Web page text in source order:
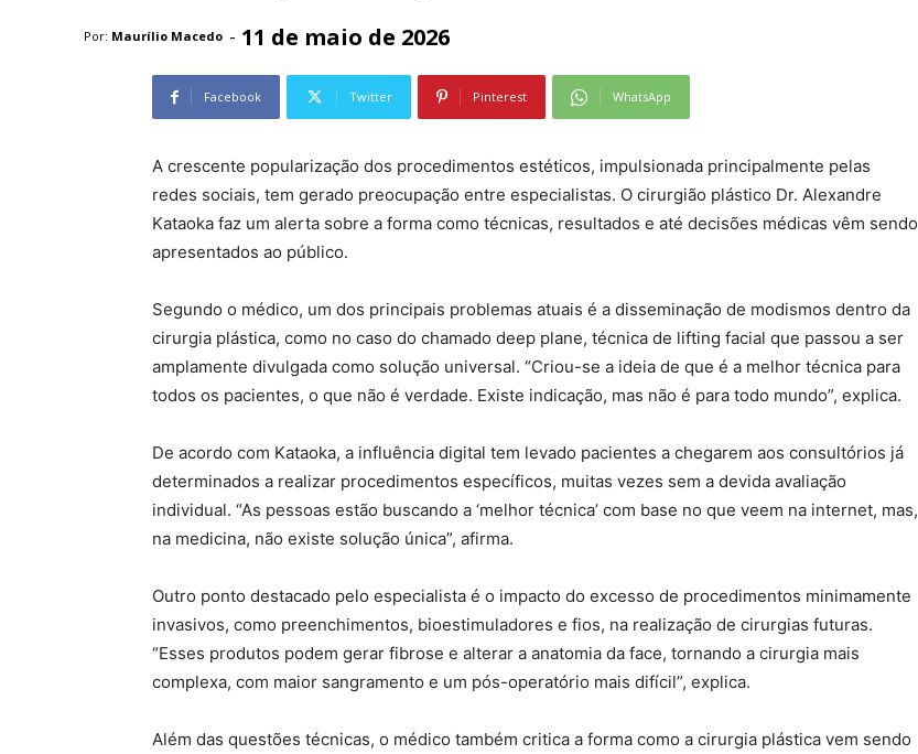
Por: Maurílio Macedo - 11 de maio de 2026
Facebook Twitter Pinterest WhatsApp
A crescente popularização dos procedimentos estéticos, impulsionada principalmente pelas
redes sociais, tem gerado preocupação entre especialistas. O cirurgião plástico Dr. Alexandre
Kataoka faz um alerta sobre a forma como técnicas, resultados e até decisões médicas vêm sendo
apresentados ao público.
Segundo o médico, um dos principais problemas atuais é a disseminação de modismos dentro da
cirurgia plástica, como no caso do chamado deep plane, técnica de lifting facial que passou a ser
amplamente divulgada como solução universal. “Criou-se a ideia de que é a melhor técnica para
todos os pacientes, o que não é verdade. Existe indicação, mas não é para todo mundo”, explica.
De acordo com Kataoka, a influência digital tem levado pacientes a chegarem aos consultórios já
determinados a realizar procedimentos específicos, muitas vezes sem a devida avaliação
individual. “As pessoas estão buscando a ‘melhor técnica’ com base no que veem na internet, mas,
na medicina, não existe solução única”, afirma.
Outro ponto destacado pelo especialista é o impacto do excesso de procedimentos minimamente
invasivos, como preenchimentos, bioestimuladores e fios, na realização de cirurgias futuras.
“Esses produtos podem gerar fibrose e alterar a anatomia da face, tornando a cirurgia mais
complexa, com maior sangramento e um pós-operatório mais difícil”, explica.
Além das questões técnicas, o médico também critica a forma como a cirurgia plástica vem sendo